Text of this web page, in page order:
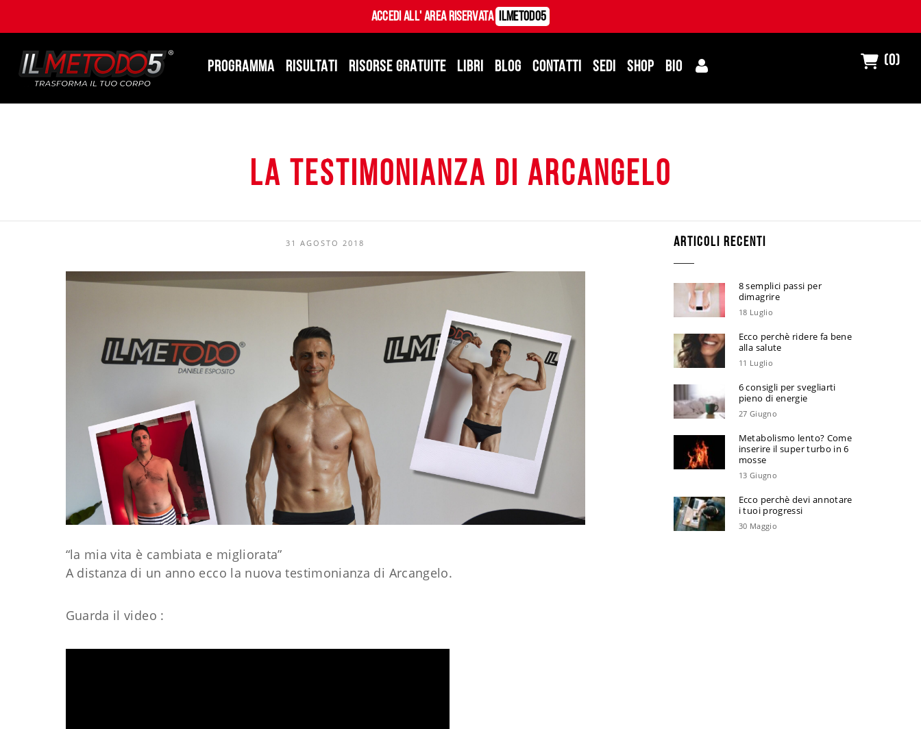
Accedi all' Area Riservata ILMetodo5
PROGRAMMA RISULTATI RISORSE GRATUITE LIBRI BLOG CONTATTI SEDI SHOP BIO (0)
La testimonianza di Arcangelo
31 AGOSTO 2018
“la mia vita è cambiata e migliorata”
A distanza di un anno ecco la nuova testimonianza di Arcangelo.
Guarda il video :
ARTICOLI RECENTI
8 semplici passi per
dimagrire
18 Luglio
Ecco perchè ridere fa bene
alla salute
11 Luglio
6 consigli per svegliarti
pieno di energie
27 Giugno
Metabolismo lento? Come
inserire il super turbo in 6
mosse
13 Giugno
Ecco perchè devi annotare
i tuoi progressi
30 Maggio